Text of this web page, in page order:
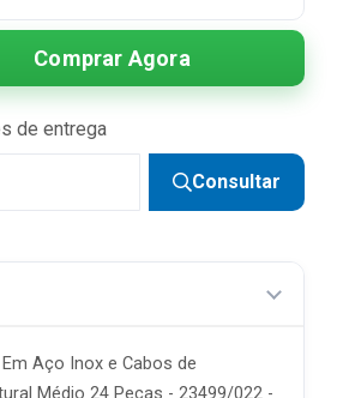
Comprar Agora
de entrega
Consultar
Aço Inox e Cabos de
Médio 24 Peças - 23499/022 -